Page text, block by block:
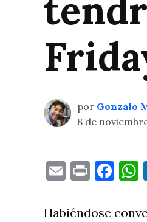
por Gonzalo
8 de
EmailPrint
Habiéndose